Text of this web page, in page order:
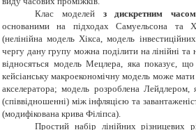
Клас моделей з дискретним часом
основаними на підходах Самуельсона та
(нелінійна модель Хікса, модель
чергу дану групу можна поділити на лінійні та
відносяться модель Мецлера, яка показує, що
кейсіанську макроекономічну модель може мати
акселератора; модель розроблена Лейдлером,
(співвідношенні) між інфляцією та
(модифікована крива Філіпса).
Простий набір лінійних різницевих